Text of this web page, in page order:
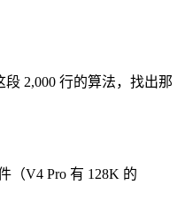
段 2,000 行的算法，找出那
（V4 Pro 有 128K 的